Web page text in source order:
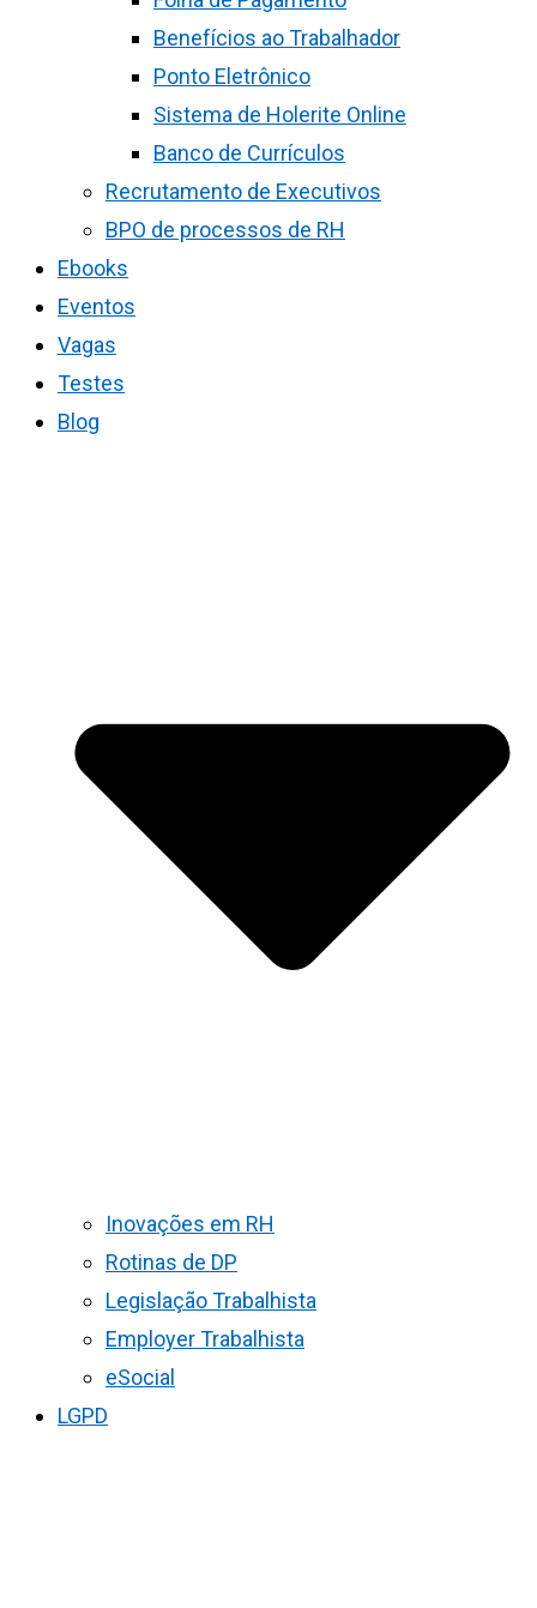
Benefícios ao Trabalhador
Ponto Eletrônico
Sistema de Holerite Online
Banco de Currículos
Recrutamento de Executivos
BPO de processos de RH
Ebooks
Eventos
Vagas
Testes
Blog
Inovações em RH
Rotinas de DP
Legislação Trabalhista
Employer Trabalhista
eSocial
LGPD